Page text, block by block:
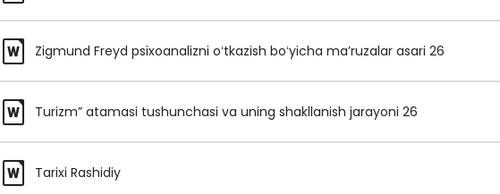
Zigmund Freyd psixoanalizni oʻtkazish boʻyicha maʼruzalar asari 26
Turizm” atamasi tushunchasi va uning shakllanish jarayoni 26
Tarixi Rashidiy